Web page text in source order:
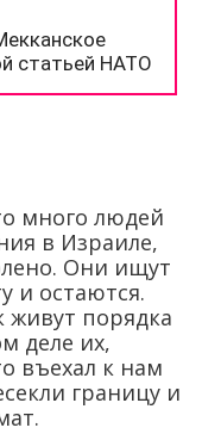
много людей
в Израиле,
Они ищут
и остаются.
живут порядка
деле их,
въехал к нам
границу и